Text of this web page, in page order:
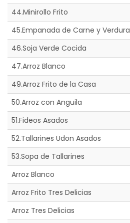
44.Minirollo Frito
45.Empanada de Carne y Verdura
46.Soja Verde Cocida
47.Arroz Blanco
49.Arroz Frito de la Casa
50.Arroz con Anguila
51.Fideos Asados
52.Tallarines Udon Asados
53.Sopa de Tallarines
Arroz Blanco
Arroz Frito Tres Delicias
Arroz Tres Delicias